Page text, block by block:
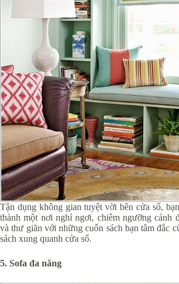
Tận dụng không gian tuyệt vời bên cửa sổ,
thành một nơi nghỉ ngơi, chiêm ngưỡng cảnh
và thư giãn với những cuốn sách bạn tâm đắc
sách xung quanh cửa sổ.
5. Sofa đa năng